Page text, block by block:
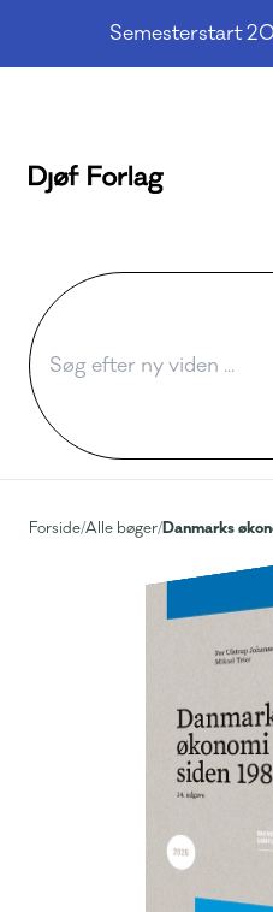
Semesterstart
Forside/Alle bøger/Danmarks